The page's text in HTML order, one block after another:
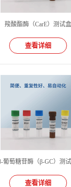
羧酸酯酶（CarE）测试盒
查看详细
葡萄糖苷酶（β-GC）测
查看详细